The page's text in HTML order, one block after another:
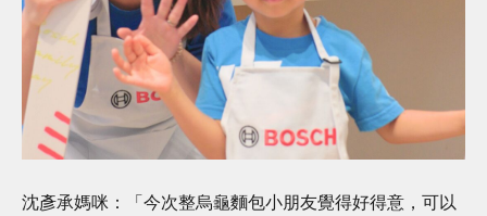
沈彥承媽咪：「今次整烏龜麵包小朋友覺得好得意，可以